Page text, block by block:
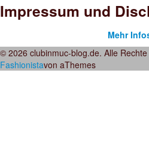
Impressum und
Mehr
© 2026 clubinmuc-blog.de. Alle
Fashionistavon aThemes